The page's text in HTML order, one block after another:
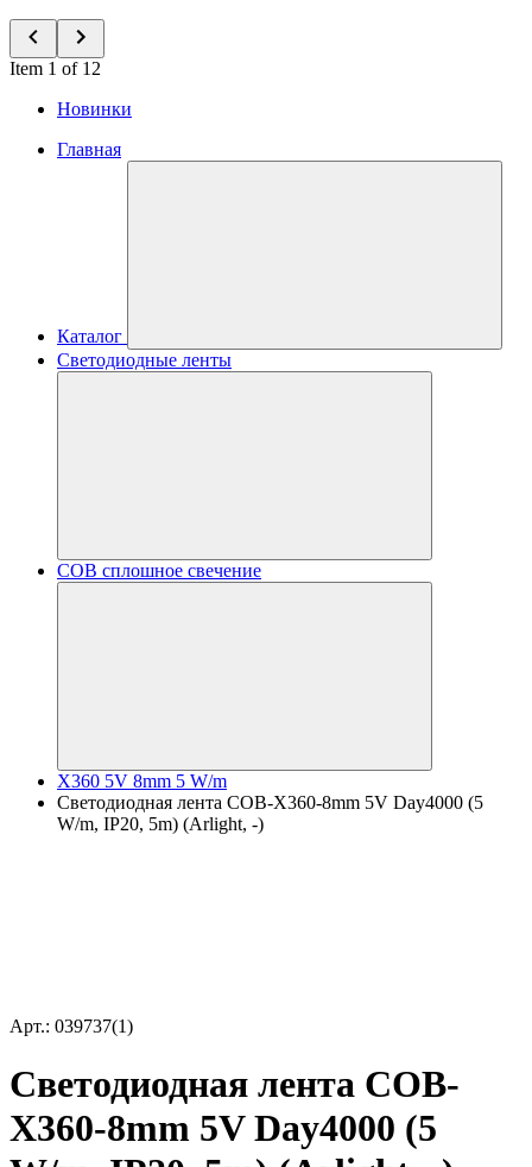
Item 1 of 12
Новинки
Главная
Каталог
Светодиодные ленты
COB сплошное свечение
X360 5V 8mm 5 W/m
Светодиодная лента COB-X360-8mm 5V Day4000 (5
W/m, IP20, 5m) (Arlight, -)
Арт.: 039737(1)
Светодиодная лента COB-
X360-8mm 5V Day4000 (5